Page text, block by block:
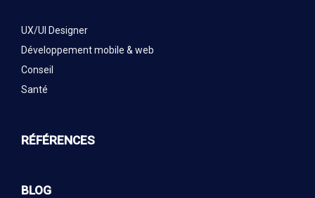
UX/UI Designer
Développement mobile & web
Conseil
Santé
RÉFÉRENCES
BLOG